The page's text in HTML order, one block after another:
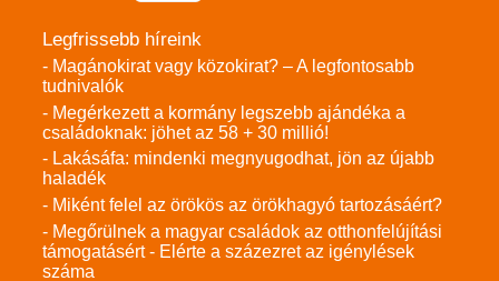
Legfrissebb híreink
- Magánokirat vagy közokirat? – A legfontosabb
tudnivalók
- Megérkezett a kormány legszebb ajándéka a
családoknak: jöhet az 58 + 30 millió!
- Lakásáfa: mindenki megnyugodhat, jön az újabb
haladék
- Miként felel az örökös az örökhagyó tartozásáért?
- Megőrülnek a magyar családok az otthonfelújítási
támogatásért - Elérte a százezret az igénylések
száma